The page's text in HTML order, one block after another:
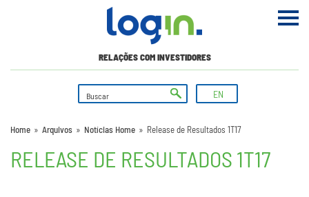
RELAÇÕES COM INVESTIDORES
EN
Home » Arquivos » Notícias Home » Release de Resultados 1T17
RELEASE DE RESULTADOS 1T17